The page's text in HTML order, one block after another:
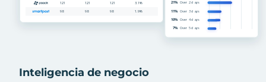
Inteligencia de negocio